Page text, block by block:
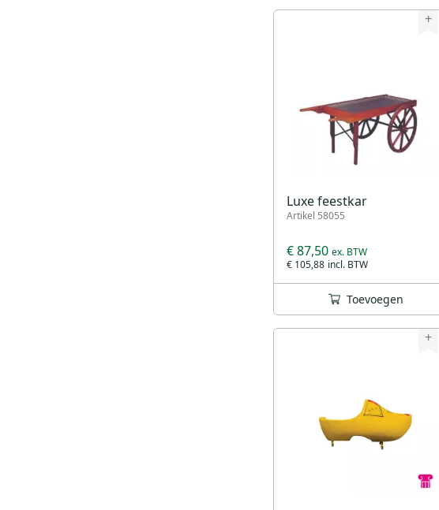
+
Luxe feestkar
Artikel 58055
€ 105,88
€ 87,50
Toevoegen
+